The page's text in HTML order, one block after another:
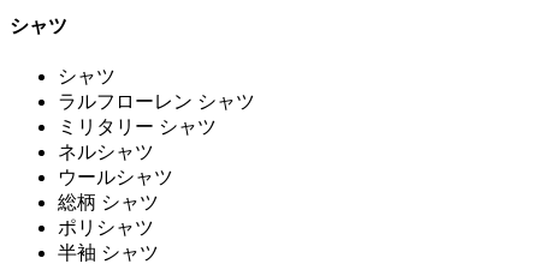
シャツ
シャツ
ラルフローレン シャツ
ミリタリー シャツ
ネルシャツ
ウールシャツ
総柄 シャツ
ポリシャツ
半袖 シャツ